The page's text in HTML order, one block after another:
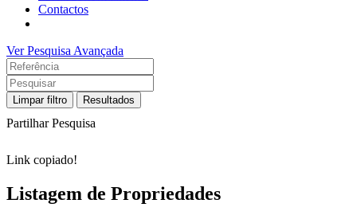
Contactos
Ver Pesquisa Avançada
Limpar filtro Resultados
Partilhar Pesquisa
Link copiado!
Listagem de Propriedades